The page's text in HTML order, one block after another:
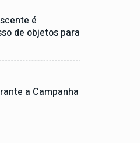
é
de objetos para
a Campanha